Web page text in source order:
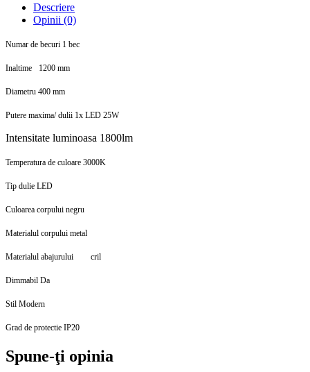
Descriere
Opinii (0)
Numar de becuri 1 bec
Inaltime 1200 mm
Diametru 400 mm
Putere maxima/ dulii 1x LED 25W
Intensitate luminoasa 1800lm
Temperatura de culoare 3000K
Tip dulie LED
Culoarea corpului negru
Materialul corpului metal
Materialul abajurului cril
Dimmabil Da
Stil Modern
Grad de protectie IP20
Spune-ţi opinia